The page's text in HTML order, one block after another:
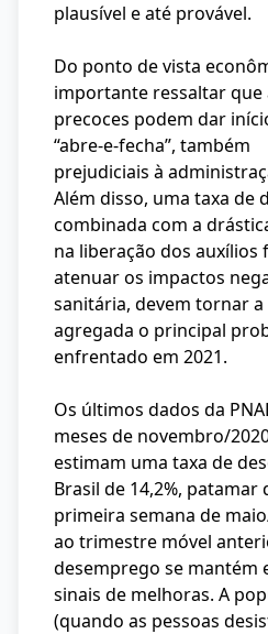
plausível e até provável.
Do ponto de vista
importante ressaltar que
precoces podem dar
“abre-e-fecha”, também
prejudiciais à
Além disso, uma taxa de
combinada com a
na liberação dos auxílios
atenuar os impactos
sanitária, devem tornar
agregada o principal
enfrentado em 2021.
Os últimos dados da
meses de novembro/
estimam uma taxa de
Brasil de 14,2%, patamar
primeira semana de
ao trimestre móvel
desemprego se mantém
sinais de melhoras. A
(quando as pessoas